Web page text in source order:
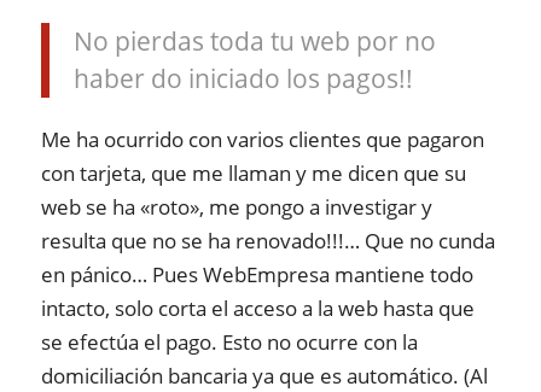
No pierdas toda tu web por no
haber do iniciado los pagos!!
Me ha ocurrido con varios clientes que pagaron
con tarjeta, que me llaman y me dicen que su
web se ha «roto», me pongo a investigar y
resulta que no se ha renovado!!!… Que no cunda
en pánico… Pues WebEmpresa mantiene todo
intacto, solo corta el acceso a la web hasta que
se efectúa el pago. Esto no ocurre con la
domiciliación bancaria ya que es automático. (Al